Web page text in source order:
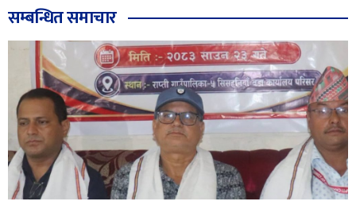
सम्बन्धित समाचार